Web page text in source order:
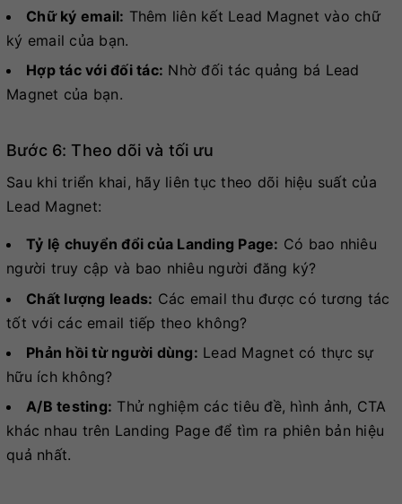
Chữ ký email: Thêm liên kết Lead Magnet vào chữ
ký email của bạn.
Hợp tác với đối tác: Nhờ đối tác quảng bá Lead
Magnet của bạn.
Bước 6: Theo dõi và tối ưu
Sau khi triển khai, hãy liên tục theo dõi hiệu suất của
Lead Magnet:
Tỷ lệ chuyển đổi của Landing Page: Có bao nhiêu
người truy cập và bao nhiêu người đăng ký?
Chất lượng leads: Các email thu được có tương tác
tốt với các email tiếp theo không?
Phản hồi từ người dùng: Lead Magnet có thực sự
hữu ích không?
A/B testing: Thử nghiệm các tiêu đề, hình ảnh, CTA
khác nhau trên Landing Page để tìm ra phiên bản hiệu
quả nhất.